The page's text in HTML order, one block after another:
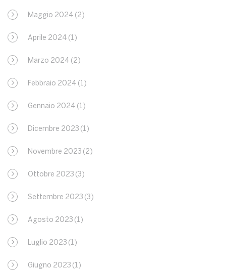
Maggio 2024 (2)
Aprile 2024 (1)
Marzo 2024 (2)
Febbraio 2024 (1)
Gennaio 2024 (1)
Dicembre 2023 (1)
Novembre 2023 (2)
Ottobre 2023 (3)
Settembre 2023 (3)
Agosto 2023 (1)
Luglio 2023 (1)
Giugno 2023 (1)